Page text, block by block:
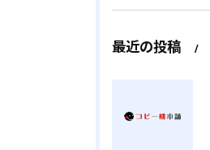
最近の投稿